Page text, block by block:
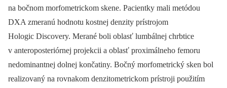
na bočnom morfometrickom skene. Pacientky mali metódou
DXA zmeranú hodnotu kostnej denzity prístrojom
Hologic Discovery. Merané boli oblasť lumbálnej chrbtice
v anteroposteriórnej projekcii a oblasť proximálneho femoru
nedominantnej dolnej končatiny. Bočný morfometrický sken bol
realizovaný na rovnakom denzitometrickom prístroji použitím